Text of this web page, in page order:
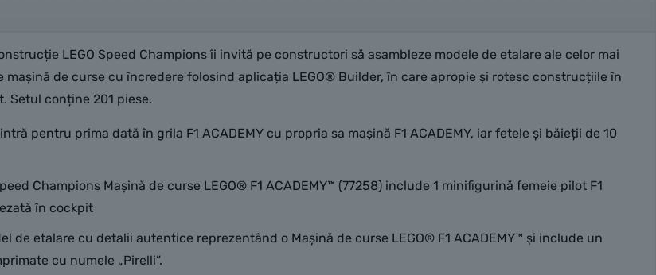
LEGO Speed Champions îi invită pe constructori să asambleze modele de etalare ale celor mai
de curse cu încredere folosind aplicația LEGO® Builder, în care apropie și rotesc construcțiile în
Setul conține 201 piese.
pentru prima dată în grila F1 ACADEMY cu propria sa mașină F1 ACADEMY, iar fetele și băieții de 10
Champions Mașină de curse LEGO® F1 ACADEMY™ (77258) include 1 minifigurină femeie pilot F1
în cockpit
de etalare cu detalii autentice reprezentând o Mașină de curse LEGO® F1 ACADEMY™ și include un
cu numele „Pirelli”.